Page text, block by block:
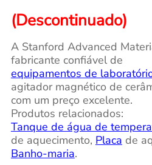
(Descontinuado)
A Stanford Advanced
fabricante confiável de
equipamentos de
agitador magnético de
com um preço excelente.
Produtos relacionados:
Tanque de água de
de aquecimento, Placa de
Banho-maria.